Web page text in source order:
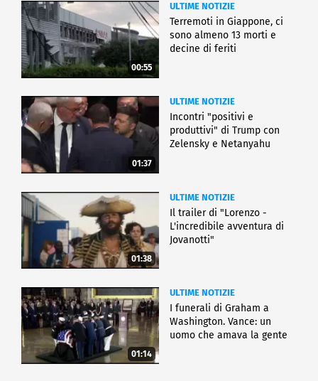
00:55
ULTIME NOTIZIE
Terremoti in Giappone, ci
sono almeno 13 morti e
decine di feriti
01:37
ULTIME NOTIZIE
Incontri "positivi e
produttivi" di Trump con
Zelensky e Netanyahu
01:38
ULTIME NOTIZIE
Il trailer di "Lorenzo -
L'incredibile avventura di
Jovanotti"
01:14
ULTIME NOTIZIE
I funerali di Graham a
Washington. Vance: un
uomo che amava la gente